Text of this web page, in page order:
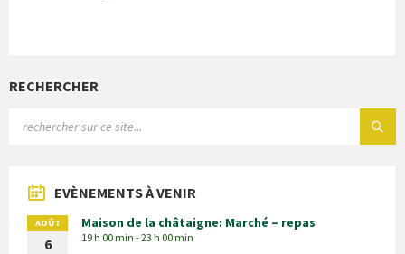
RECHERCHER
EVÈNEMENTS À VENIR
AOÛT
6
Maison de la châtaigne: Marché – repas
19 h 00 min - 23 h 00 min